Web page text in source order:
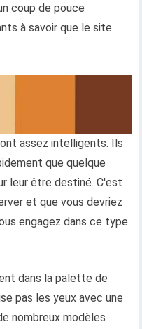
coup de pouce
à savoir que le site
assez intelligents. Ils
que quelque
leur être destiné. C'est
et que vous devriez
engagez dans ce type
dans la palette de
pas les yeux avec une
nombreux modèles